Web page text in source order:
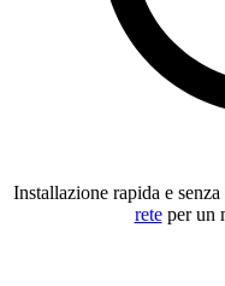
Installazione rapida e
reteper un